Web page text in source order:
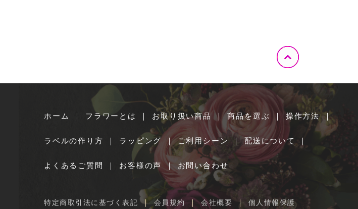
ホーム ｜ フラワーとは ｜ お取り扱い商品 ｜ 商品を選ぶ ｜ 操作方法 ｜
ラベルの作り方 ｜ ラッピング ｜ ご利用シーン ｜ 配送について ｜
よくあるご質問 ｜ お客様の声 ｜ お問い合わせ
特定商取引法に基づく表記 ｜ 会員規約 ｜会社概要 ｜ 個人情報保護